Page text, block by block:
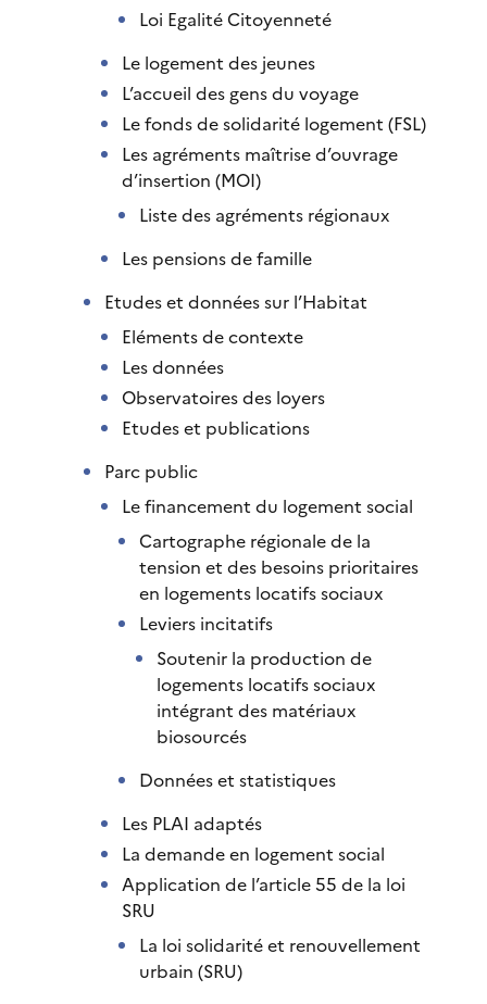
Loi Egalité Citoyenneté
Le logement des jeunes
L’accueil des gens du voyage
Le fonds de solidarité logement (FSL)
Les agréments maîtrise d’ouvrage
d’insertion (MOI)
Liste des agréments régionaux
Les pensions de famille
Etudes et données sur l’Habitat
Eléments de contexte
Les données
Observatoires des loyers
Etudes et publications
Parc public
Le financement du logement social
Cartographe régionale de la
tension et des besoins prioritaires
en logements locatifs sociaux
Leviers incitatifs
Soutenir la production de
logements locatifs sociaux
intégrant des matériaux
biosourcés
Données et statistiques
Les PLAI adaptés
La demande en logement social
Application de l’article 55 de la loi
SRU
La loi solidarité et renouvellement
urbain (SRU)